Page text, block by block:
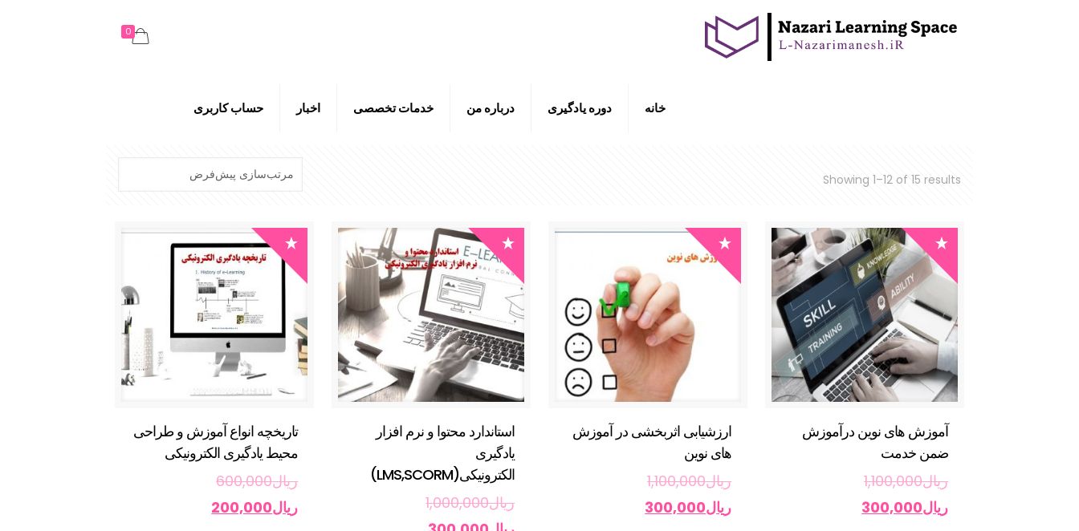
خانه دوره یادگیری درباره من خدمات تخصصی اخبار حساب کاربری
0
Showing 1–12 of 15 results
آموزش های نوین درآموزش
ضمن خدمت
ریال1,100,000
ریال300,000
ارزشیابی اثربخشی در آموزش
های نوین
ریال1,100,000
ریال300,000
استاندارد محتوا و نرم افزار
یادگیری
الکترونیکی(LMS,SCORM)
ریال1,000,000
تاریخچه انواع آموزش و طراحی
محیط یادگیری الکترونیکی
ریال600,000
ریال200,000